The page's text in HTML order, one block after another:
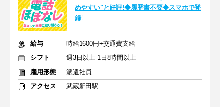
めやすい"と好評!◆履歴書不要◆スマホで登
録!
給与
時給1600円+交通費支給
シフト
週3日以上 1日8時間以上
雇用形態
派遣社員
アクセス
武蔵新田駅